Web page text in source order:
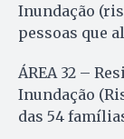
Inundação
pessoas que
ÁREA 32 –
Inundação
das 54